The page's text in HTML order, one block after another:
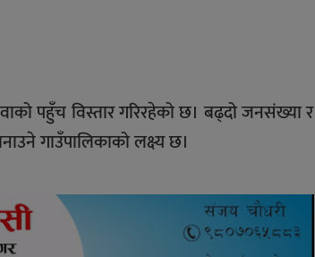
पहुँच विस्तार गरिरहेको छ। बढ्दो जनसंख्या र
गाउँपालिकाको लक्ष्य छ।